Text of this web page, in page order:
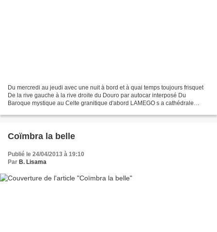
Du mercredi au jeudi avec une nuit à bord et à quai temps toujours frisquet
De la rive gauche à la rive droite du Douro par autocar interposé Du
Baroque mystique au Celte granitique d'abord LAMEGO s a cathédrale
Coïmbra la belle
Publié le 24/04/2013 à 19:10
Par B. Lisama